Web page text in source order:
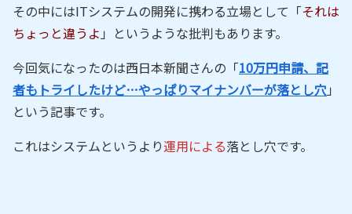
その中にはITシステムの開発に携わる立場として「それは
ちょっと違うよ 」というような批判もあります。
今回気になったのは西日本新聞さんの「10万円申請、記
者もトライしたけど…やっぱりマイナンバーが落とし穴」
という記事です。
これはシステムというより運用による落とし穴です。